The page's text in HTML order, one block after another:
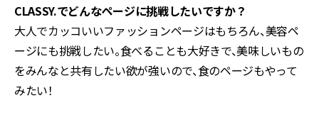
CLASSY.でどんなページに挑戦したいですか？
大人でカッコいいファッションページはもちろん、美容ペ
ージにも挑戦したい。食べることも大好きで、美味しいもの
をみんなと共有したい欲が強いので、食のページもやって
みたい！